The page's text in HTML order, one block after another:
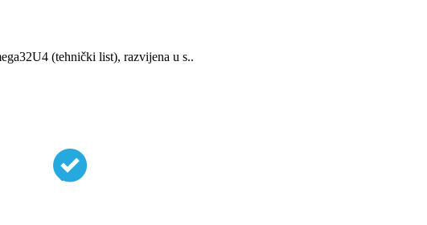
(tehnički list), razvijena u s..